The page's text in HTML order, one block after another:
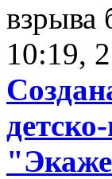
взрыва
10:19,